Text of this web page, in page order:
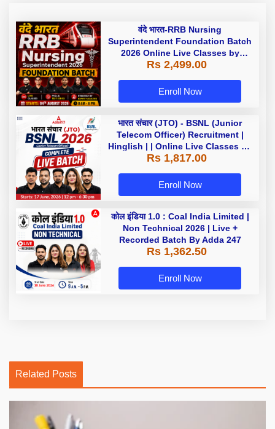
वंदे भारत-RRB Nursing
Superintendent Foundation Batch
2026 Online Live Classes by
Adda247
Rs 2,499.00
Enroll Now
भारत संचार (JTO) - BSNL (Junior
Telecom Officer) Recruitment |
Hinglish | | Online Live Classes by
Adda 247
Rs 1,817.00
Enroll Now
कोल इंडिया 1.0 : Coal India Limited |
Non Technical 2026 | Live +
Recorded Batch By Adda 247
Rs 1,362.50
Enroll Now
Related Posts